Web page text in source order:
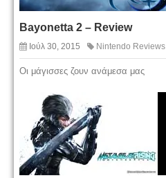
Bayonetta 2 – Review
Ιούλ 30, 2015 Nintendo Reviews
Οι μάγισσες ζουν ανάμεσα μας